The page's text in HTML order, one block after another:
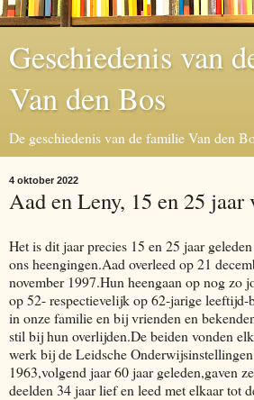
Geschiedenis van
Van den Bos
De geschiedenis van de familie Van den
4 oktober 2022
Aad en Leny, 15 en 25 jaar
Het is dit jaar precies 15 en 25 jaar
ons heengingen.Aad overleed op 21
november 1997.Hun heengaan op nog zo
op 52- respectievelijk op 62-jarige leeftijd-
in onze familie en bij vrienden en
stil bij hun overlijden.De beiden vonden
werk bij de Leidsche
1963,volgend jaar 60 jaar geleden,gaven
deelden 34 jaar lief en leed met elkaar tot